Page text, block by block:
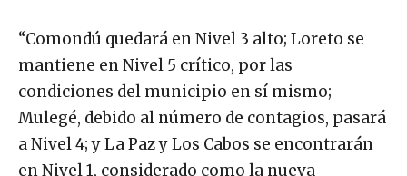
“Comondú quedará en Nivel 3 alto; Loreto se
mantiene en Nivel 5 crítico, por las
condiciones del municipio en sí mismo;
Mulegé, debido al número de contagios, pasará
a Nivel 4; y La Paz y Los Cabos se encontrarán
en Nivel 1, considerado como la nueva